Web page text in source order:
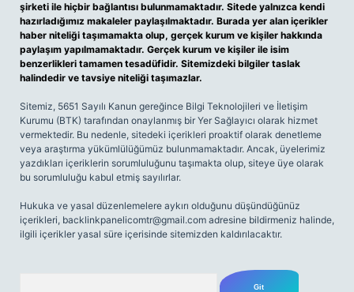
şirketi ile hiçbir bağlantısı bulunmamaktadır. Sitede yalnızca kendi
hazırladığımız makaleler paylaşılmaktadır. Burada yer alan içerikler
haber niteliği taşımamakta olup, gerçek kurum ve kişiler hakkında
paylaşım yapılmamaktadır. Gerçek kurum ve kişiler ile isim
benzerlikleri tamamen tesadüfidir. Sitemizdeki bilgiler taslak
halindedir ve tavsiye niteliği taşımazlar.
Sitemiz, 5651 Sayılı Kanun gereğince Bilgi Teknolojileri ve İletişim
Kurumu (BTK) tarafından onaylanmış bir Yer Sağlayıcı olarak hizmet
vermektedir. Bu nedenle, sitedeki içerikleri proaktif olarak denetleme
veya araştırma yükümlülüğümüz bulunmamaktadır. Ancak, üyelerimiz
yazdıkları içeriklerin sorumluluğunu taşımakta olup, siteye üye olarak
bu sorumluluğu kabul etmiş sayılırlar.
Hukuka ve yasal düzenlemelere aykırı olduğunu düşündüğünüz
içerikleri, backlinkpanelicomtr@gmail.com adresine bildirmeniz halinde,
ilgili içerikler yasal süre içerisinde sitemizden kaldırılacaktır.